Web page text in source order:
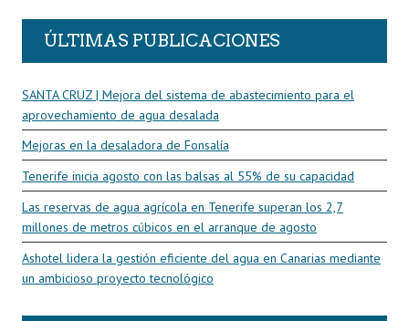
ÚLTIMAS PUBLICACIONES
SANTA CRUZ | Mejora del sistema de abastecimiento para el
aprovechamiento de agua desalada
Mejoras en la desaladora de Fonsalía
Tenerife inicia agosto con las balsas al 55% de su capacidad
Las reservas de agua agrícola en Tenerife superan los 2,7
millones de metros cúbicos en el arranque de agosto
Ashotel lidera la gestión eficiente del agua en Canarias mediante
un ambicioso proyecto tecnológico